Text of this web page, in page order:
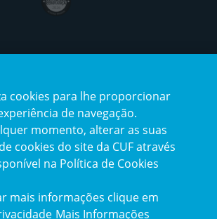
certification2certification3
Reclamações
cookies para lhe proporcionar
de navegação.
momento, alterar as suas
cookies do site da CUF através
na Política de Cookies
mais informações clique em
Mais Informações